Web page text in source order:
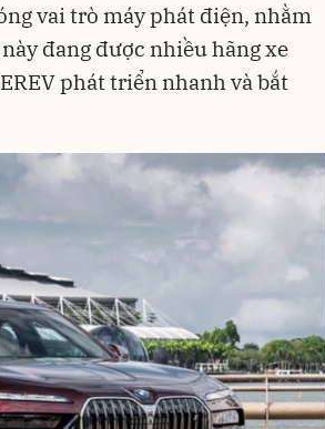
vai trò máy phát điện, nhằm
đang được nhiều hãng xe
phát triển nhanh và bắt